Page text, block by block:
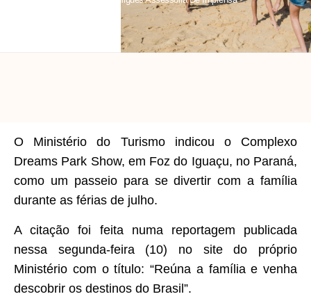
O Ministério do Turismo indicou o Complexo
Dreams Park Show, em Foz do Iguaçu, no Paraná,
como um passeio para se divertir com a família
durante as férias de julho.
A citação foi feita numa reportagem publicada
nessa segunda-feira (10) no site do próprio
Ministério com o título: “Reúna a família e venha
descobrir os destinos do Brasil”.